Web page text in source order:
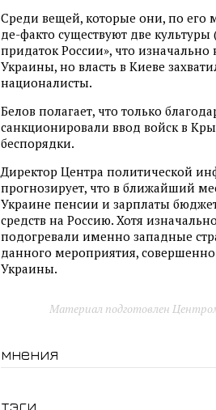
Среди вещей, которые они, по его
де-факто существуют две
придаток России», что
Украины, но власть в Киеве
националисты.
Белов полагает, что только
санкционировали ввод войск в
беспорядки.
Директор Центра политической
прогнозирует, что в ближайший
Украине пенсии и зарплаты
средств на Россию. Хотя
подогревали именно западные
данного мероприятия,
Украины.
Материал подготовлен
мнения
тэги